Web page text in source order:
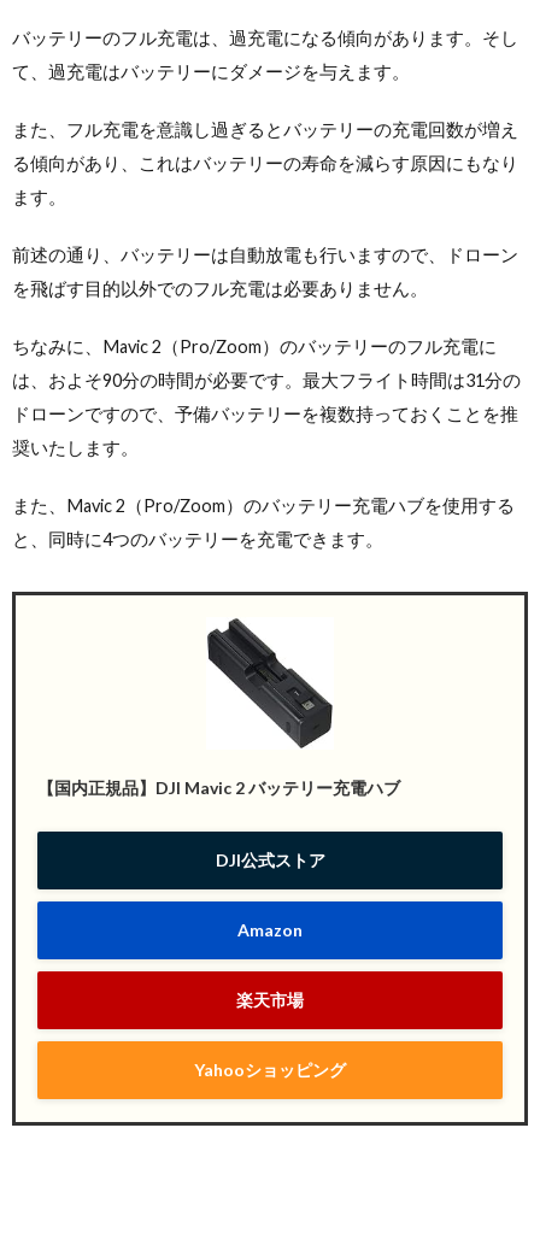
バッテリーのフル充電は、過充電になる傾向があります。そし
て、過充電はバッテリーにダメージを与えます。
また、フル充電を意識し過ぎるとバッテリーの充電回数が増え
る傾向があり、これはバッテリーの寿命を減らす原因にもなり
ます。
前述の通り、バッテリーは自動放電も行いますので、ドローン
を飛ばす目的以外でのフル充電は必要ありません。
ちなみに、Mavic 2（Pro/Zoom）のバッテリーのフル充電に
は、およそ90分の時間が必要です。最大フライト時間は31分の
ドローンですので、予備バッテリーを複数持っておくことを推
奨いたします。
また、Mavic 2（Pro/Zoom）のバッテリー充電ハブを使用する
と、同時に4つのバッテリーを充電できます。
【国内正規品】DJI Mavic 2 バッテリー充電ハブ
DJI公式ストア
Amazon
楽天市場
Yahooショッピング